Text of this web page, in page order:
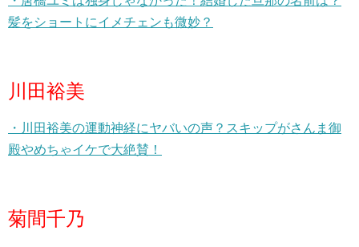
髪をショートにイメチェンも微妙？
川田裕美
・川田裕美の運動神経にヤバいの声？スキップがさんま御
殿やめちゃイケで大絶賛！
菊間千乃